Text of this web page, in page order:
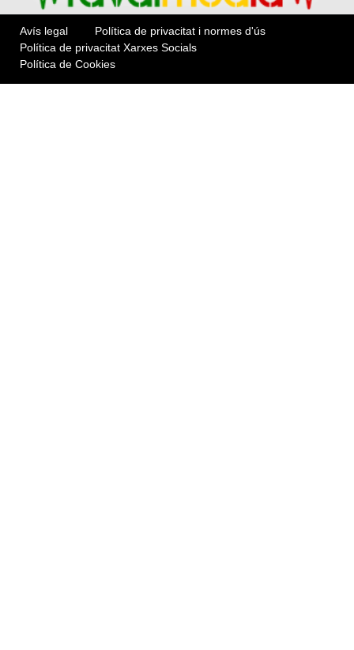
Avís legal
Política de privacitat i normes d'ús
Política de privacitat Xarxes Socials
Política de Cookies